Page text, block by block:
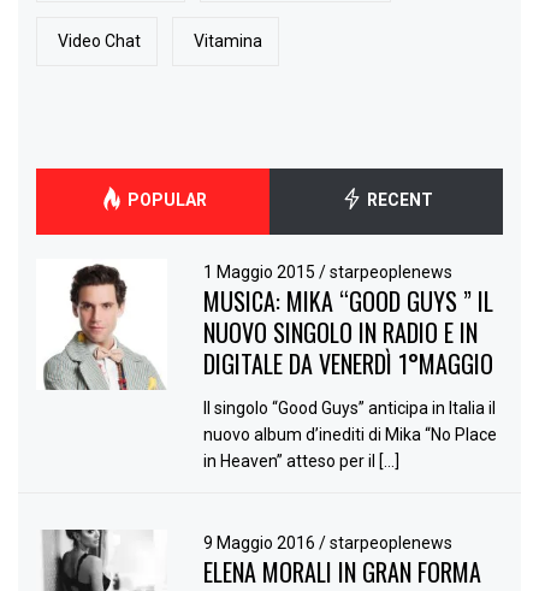
Video Chat Vitamina
POPULAR RECENT
1 Maggio 2015/ starpeoplenews
MUSICA: MIKA “GOOD GUYS ” IL
NUOVO SINGOLO IN RADIO E IN
DIGITALE DA VENERDÌ 1°MAGGIO
Il singolo “Good Guys” anticipa in Italia il
nuovo album d’inediti di Mika “No Place
in Heaven” atteso per il […]
9 Maggio 2016/ starpeoplenews
ELENA MORALI IN GRAN FORMA